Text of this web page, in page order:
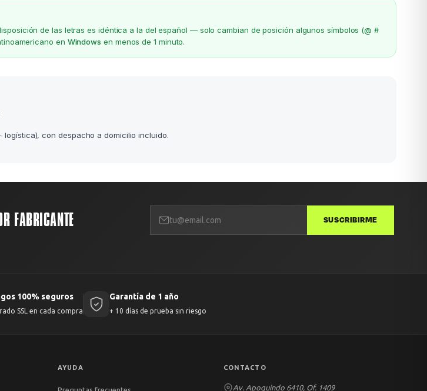
de las letras es idéntica a la del español — solo cambian de posición algunos símbolos (@ #
en Windows en menos de 1 minuto.
con despacho a domicilio incluido.
FABRICANTE SUSCRIBIRME
100% seguros
SSL en cada compra
Garantía de 1 año
+ 10 días de prueba sin riesgo
AYUDA CONTACTO
Av. Apoquindo 6410, Of. 1409